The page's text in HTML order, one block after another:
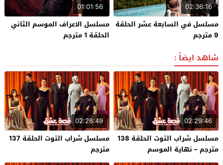
02:36:16
مسلسل في السابعة عشر الحلقة
9 مترجم
01:01:56
مسلسل الاعراف الموسم الثاني
الحلقة 1 مترجم
شاهد ايضاً :
02:29:46
مسلسل شراب التوت الحلقة 138
مترجم – نهاية الموسم
02:26:49
مسلسل شراب التوت الحلقة 137
مترجم